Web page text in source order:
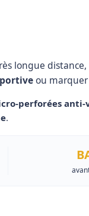
longue
ou
perforées anti-
.